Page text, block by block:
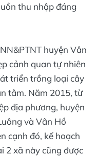
thu nhập đáng
huyện Vân
cảnh quan tự nhiên
triển trồng loại cây
tâm. Năm 2015, từ
địa phương, huyện
và Vân Hồ
cạnh đó, kế hoạch
2 xã này cũng được